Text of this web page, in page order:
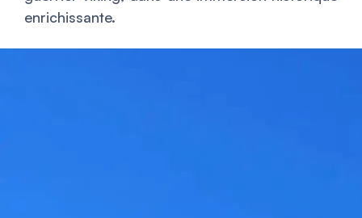
enrichissante.